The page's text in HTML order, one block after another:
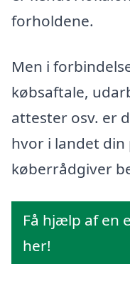
forholdene.
Men i
købsaftale,
attester osv. er
hvor i landet din
køberrådgiver
Få hjælp af en
her!